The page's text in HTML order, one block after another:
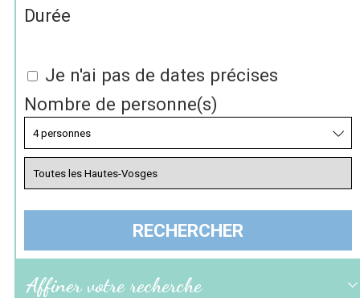
Durée
Je n'ai pas de dates précises
Nombre de personne(s)
Affiner votre recherche